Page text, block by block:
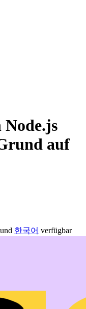
auf
und 한국어 verfügbar